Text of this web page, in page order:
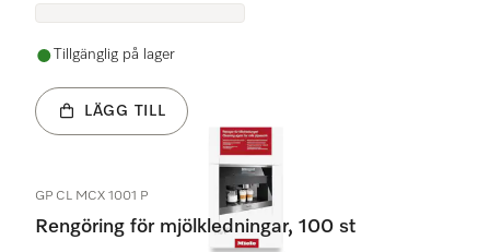
Tillgänglig på lager
LÄGG TILL
GP CL MCX 1001 P
Rengöring för mjölkledningar, 100 st